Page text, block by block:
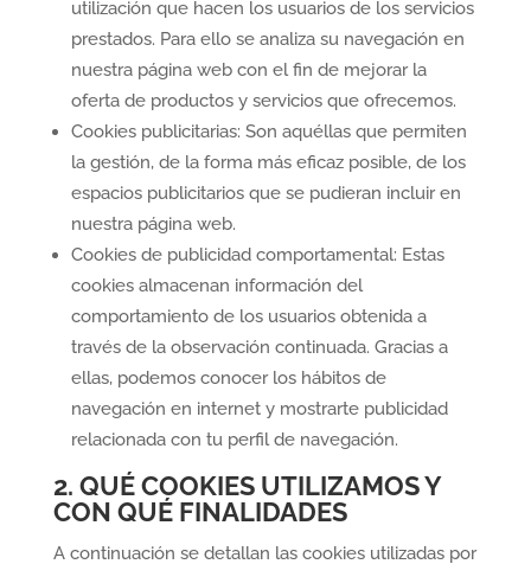
utilización que hacen los usuarios de los servicios
prestados. Para ello se analiza su navegación en
nuestra página web con el fin de mejorar la
oferta de productos y servicios que ofrecemos.
Cookies publicitarias: Son aquéllas que permiten
la gestión, de la forma más eficaz posible, de los
espacios publicitarios que se pudieran incluir en
nuestra página web.
Cookies de publicidad comportamental: Estas
cookies almacenan información del
comportamiento de los usuarios obtenida a
través de la observación continuada. Gracias a
ellas, podemos conocer los hábitos de
navegación en internet y mostrarte publicidad
relacionada con tu perfil de navegación.
2. QUÉ COOKIES UTILIZAMOS Y
CON QUÉ FINALIDADES
A continuación se detallan las cookies utilizadas por